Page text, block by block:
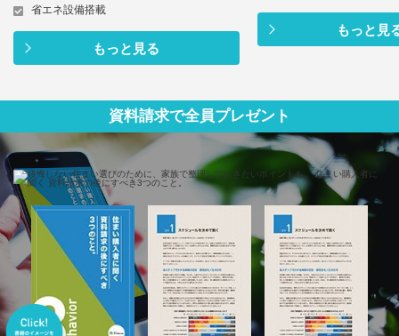
省エネ設備搭載
もっと見る
もっと見
資料請求で全員プレゼント